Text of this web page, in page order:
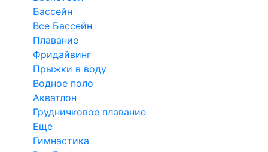
Бассейн
Все Бассейн
Плавание
Фридайвинг
Прыжки в воду
Водное поло
Акватлон
Грудничковое плавание
Еще
Гимнастика